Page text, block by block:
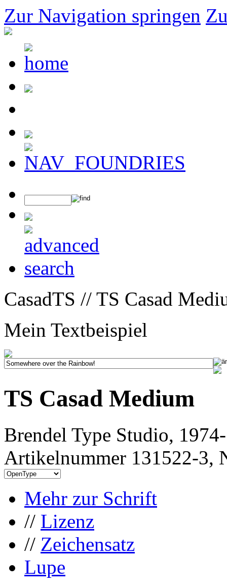
Zur Navigation springen
CasadTS // TS Casad
Mein Textbeispiel
TS Casad Medium
Brendel Type Studio,
Artikelnummer 131522-3,
Mehr zur Schrift
// Lizenz
// Zeichensatz
Lupe